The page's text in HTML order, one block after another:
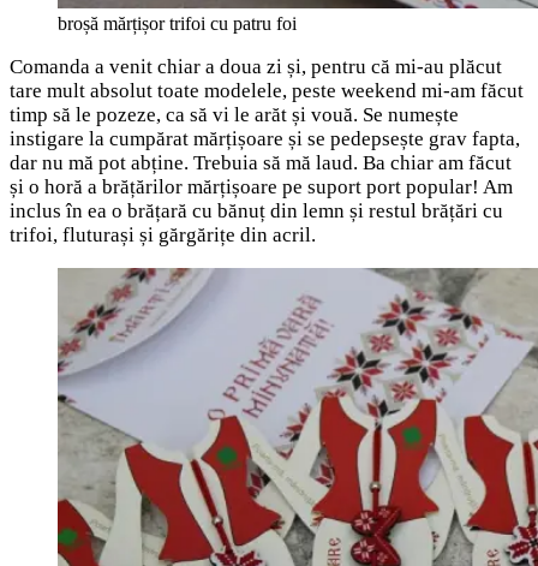
broșă mărțișor trifoi cu patru foi
Comanda a venit chiar a doua zi și, pentru că mi-au plăcut
tare mult absolut toate modelele, peste weekend mi-am făcut
timp să le pozeze, ca să vi le arăt și vouă. Se numește
instigare la cumpărat mărțișoare și se pedepsește grav fapta,
dar nu mă pot abține. Trebuia să mă laud. Ba chiar am făcut
și o horă a brățărilor mărțișoare pe suport port popular! Am
inclus în ea o brățară cu bănuț din lemn și restul brățări cu
trifoi, fluturași și gărgărițe din acril.